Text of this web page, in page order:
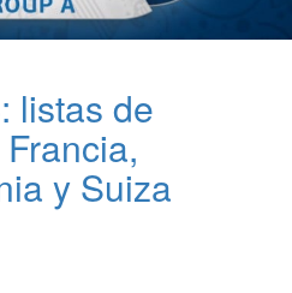
listas de
y Suiza